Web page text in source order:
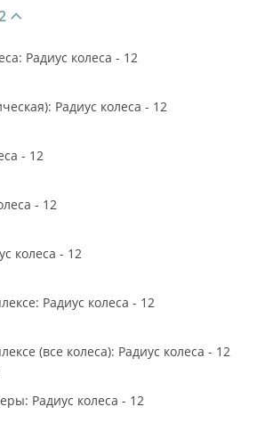
Радиус колеса - 12
Радиус колеса - 12
- 12
- 12
колеса - 12
Радиус колеса - 12
(все колеса): Радиус колеса - 12
Радиус колеса - 12